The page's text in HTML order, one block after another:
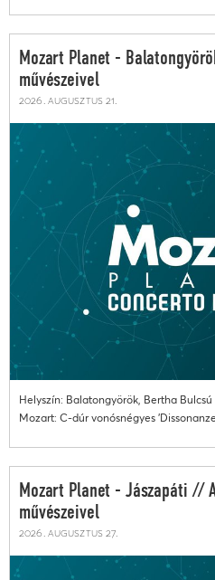
Mozart Planet -
művészeivel
2026. augusztus 21.
Helyszín: Balatongyörök, Bertha
Mozart: C-dúr vonósnégyes
Mozart Planet - Jászapáti //
művészeivel
2026. augusztus 27.